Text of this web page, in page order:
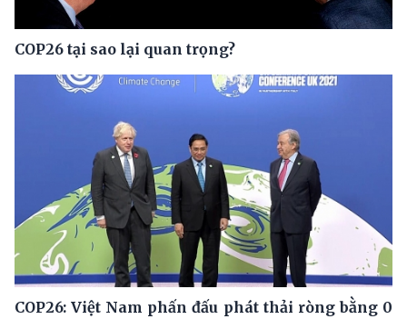
COP26 tại sao lại quan trọng?
COP26: Việt Nam phấn đấu phát thải ròng bằng 0